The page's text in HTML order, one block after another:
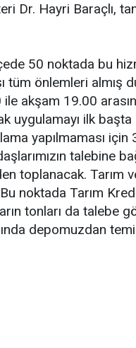
Dr. Hayri Baraçlı,
50 noktada bu
tüm önlemleri almış
akşam 19.00
uygulamayı ilk
yapılmaması için
talebine
toplanacak. Tarım
noktada Tarım
tonları da talebe
depomuzdan